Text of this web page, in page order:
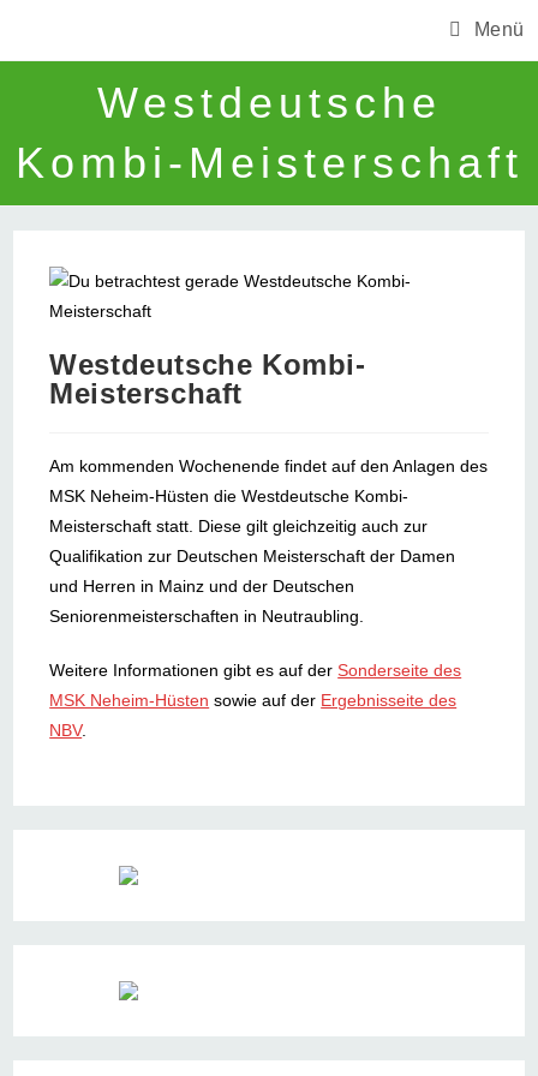
Menü
Westdeutsche
Kombi-Meisterschaft
Westdeutsche Kombi-
Meisterschaft
Am kommenden Wochenende findet auf den Anlagen des
MSK Neheim-Hüsten die Westdeutsche Kombi-
Meisterschaft statt. Diese gilt gleichzeitig auch zur
Qualifikation zur Deutschen Meisterschaft der Damen
und Herren in Mainz und der Deutschen
Seniorenmeisterschaften in Neutraubling.
Weitere Informationen gibt es auf derSonderseite des
MSK Neheim-Hüsten sowie auf der Ergebnisseite des
NBV.